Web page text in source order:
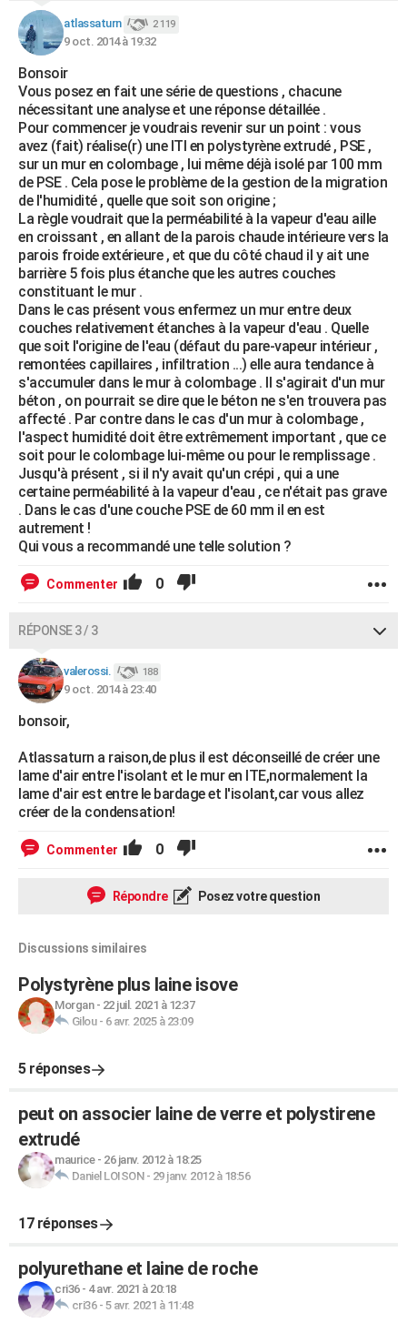
atlassaturn 2 119
9 oct. 2014 à 19:32
Bonsoir
Vous posez en fait une série de questions , chacune
nécessitant une analyse et une réponse détaillée .
Pour commencer je voudrais revenir sur un point : vous
avez (fait) réalise(r) une ITI en polystyrène extrudé , PSE ,
sur un mur en colombage , lui même déjà isolé par 100 mm
de PSE . Cela pose le problème de la gestion de la migration
de l'humidité , quelle que soit son origine ;
La règle voudrait que la perméabilité à la vapeur d'eau aille
en croissant , en allant de la parois chaude intérieure vers la
parois froide extérieure , et que du côté chaud il y ait une
barrière 5 fois plus étanche que les autres couches
constituant le mur .
Dans le cas présent vous enfermez un mur entre deux
couches relativement étanches à la vapeur d'eau . Quelle
que soit l'origine de l'eau (défaut du pare-vapeur intérieur ,
remontées capillaires , infiltration ...) elle aura tendance à
s'accumuler dans le mur à colombage . Il s'agirait d'un mur
béton , on pourrait se dire que le béton ne s'en trouvera pas
affecté . Par contre dans le cas d'un mur à colombage ,
l'aspect humidité doit être extrêmement important , que ce
soit pour le colombage lui-même ou pour le remplissage .
Jusqu'à présent , si il n'y avait qu'un crépi , qui a une
certaine perméabilité à la vapeur d'eau , ce n'était pas grave
. Dans le cas d'une couche PSE de 60 mm il en est
autrement !
Qui vous a recommandé une telle solution ?
Commenter 0
RÉPONSE 3 / 3
valerossi. 188
9 oct. 2014 à 23:40
bonsoir,
Atlassaturn a raison,de plus il est déconseillé de créer une
lame d'air entre l'isolant et le mur en ITE,normalement la
lame d'air est entre le bardage et l'isolant,car vous allez
créer de la condensation!
Commenter 0
Répondre Posez votre question
Discussions similaires
Polystyrène plus laine isove
Morgan- 22 juil. 2021 à 12:37
Gilou- 6 avr. 2025 à 23:09
5 réponses
peut on associer laine de verre et polystirene
extrudé
maurice- 26 janv. 2012 à 18:25
Daniel LOISON- 29 janv. 2012 à 18:56
17 réponses
polyurethane et laine de roche
cri36- 4 avr. 2021 à 20:18
cri36- 5 avr. 2021 à 11:48